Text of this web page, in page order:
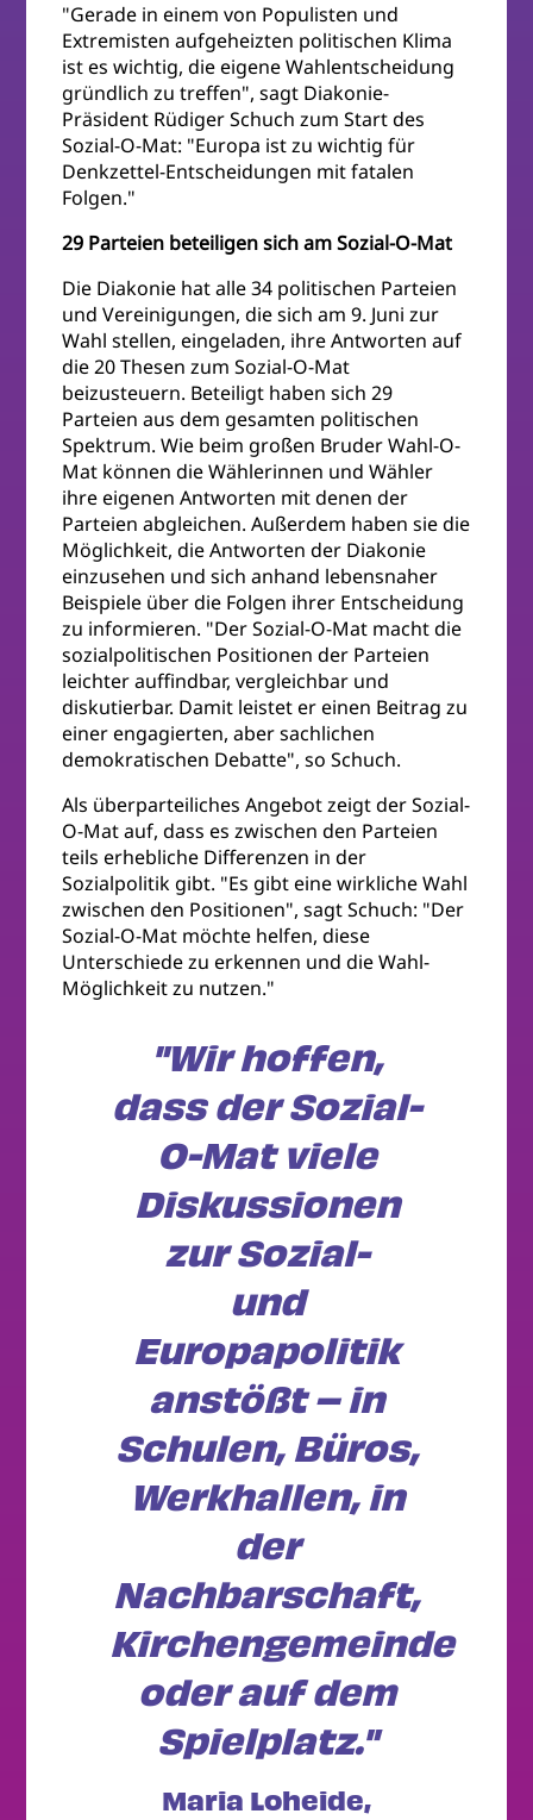
"Gerade in einem von Populisten und
Extremisten aufgeheizten politischen Klima
ist es wichtig, die eigene Wahlentscheidung
gründlich zu treffen", sagt Diakonie-
Präsident Rüdiger Schuch zum Start des
Sozial-O-Mat: "Europa ist zu wichtig für
Denkzettel-Entscheidungen mit fatalen
Folgen."
29 Parteien beteiligen sich am Sozial-O-Mat
Die Diakonie hat alle 34 politischen Parteien
und Vereinigungen, die sich am 9. Juni zur
Wahl stellen, eingeladen, ihre Antworten auf
die 20 Thesen zum Sozial-O-Mat
beizusteuern. Beteiligt haben sich 29
Parteien aus dem gesamten politischen
Spektrum. Wie beim großen Bruder Wahl-O-
Mat können die Wählerinnen und Wähler
ihre eigenen Antworten mit denen der
Parteien abgleichen. Außerdem haben sie die
Möglichkeit, die Antworten der Diakonie
einzusehen und sich anhand lebensnaher
Beispiele über die Folgen ihrer Entscheidung
zu informieren. "Der Sozial-O-Mat macht die
sozialpolitischen Positionen der Parteien
leichter auffindbar, vergleichbar und
diskutierbar. Damit leistet er einen Beitrag zu
einer engagierten, aber sachlichen
demokratischen Debatte", so Schuch.
Als überparteiliches Angebot zeigt der Sozial-
O-Mat auf, dass es zwischen den Parteien
teils erhebliche Differenzen in der
Sozialpolitik gibt. "Es gibt eine wirkliche Wahl
zwischen den Positionen", sagt Schuch: "Der
Sozial-O-Mat möchte helfen, diese
Unterschiede zu erkennen und die Wahl-
Möglichkeit zu nutzen."
"Wir hoffen,
dass der Sozial-
O-Mat viele
Diskussionen
zur Sozial-
und
Europapolitik
anstößt – in
Schulen, Büros,
Werkhallen, in
der
Nachbarschaft,
Kirchengemeinde
oder auf dem
Spielplatz."
Maria Loheide,